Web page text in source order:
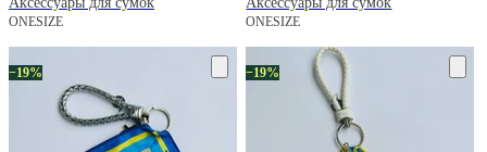
ONESIZE ONESIZE
−19% −19%